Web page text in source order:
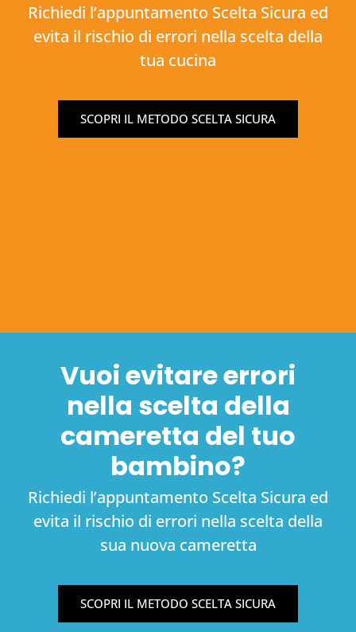
Richiedi l’appuntamento Scelta Sicura ed
evita il rischio di errori nella scelta della
tua cucina
SCOPRI IL METODO SCELTA SICURA
Vuoi evitare errori
nella scelta della
cameretta del tuo
bambino?
Richiedi l’appuntamento Scelta Sicura ed
evita il rischio di errori nella scelta della
sua nuova cameretta
SCOPRI IL METODO SCELTA SICURA